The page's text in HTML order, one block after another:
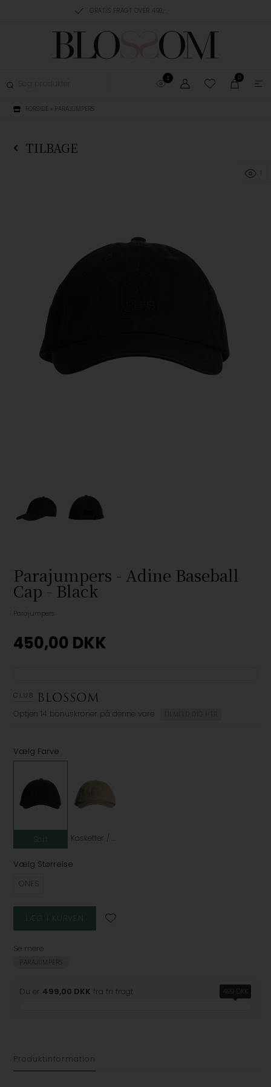
GRATIS FRAGT OVER 499,-
1 0
FORSIDE » PARAJUMPERS
TILBAGE
Parajumpers - Adine Baseball
Cap - Black
Parajumpers
450,00 DKK
Optjen 14 bonuskroner på denne vare TILMELD DIG HER
Vælg Farve
Sort Kasketter / Herre / Khaki
Vælg Størrelse
ONES
Se mere
PARAJUMPERS
Du er 499,00 DKK fra fri fragt 499 DKK
Produktinformation
1